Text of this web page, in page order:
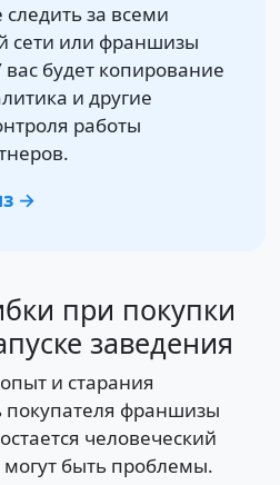
за всеми
сети или франшизы
будет копирование
и другие
работы
→
при покупки
заведения
и старания
покупателя франшизы
человеческий
могут быть проблемы.